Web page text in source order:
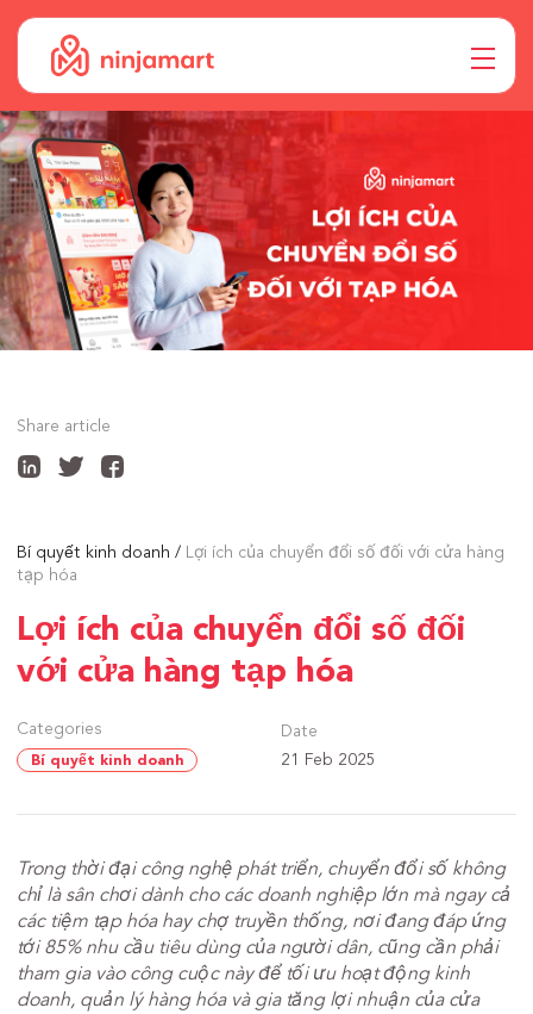
Share article
Bí quyết kinh doanh
Lợi ích của chuyển đổi số đối với cửa hàng
tạp hóa
Lợi ích của chuyển đổi số đối
với cửa hàng tạp hóa
Categories
Bí quyết kinh doanh
Date
21 Feb 2025
Trong thời đại công nghệ phát triển, chuyển đổi số không
chỉ là sân chơi dành cho các doanh nghiệp lớn mà ngay cả
các tiệm tạp hóa hay chợ truyền thống, nơi đang đáp ứng
tới 85% nhu cầu tiêu dùng của người dân, cũng cần phải
tham gia vào công cuộc này để tối ưu hoạt động kinh
doanh, quản lý hàng hóa và gia tăng lợi nhuận của cửa